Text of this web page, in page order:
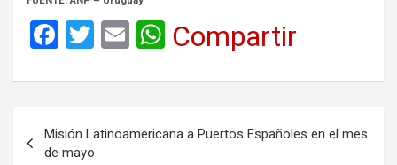
F
ce
b
o
T
tt
er
E
ail
W
at
A
Compartir
de
Misión Latinoamericana a Puertos Españoles en el mes
de mayo